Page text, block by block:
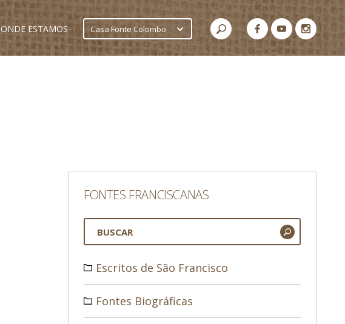
ONDE ESTAMOS Casa Fonte Colombo
FONTES FRANCISCANAS
Escritos de São Francisco
Fontes Biográficas